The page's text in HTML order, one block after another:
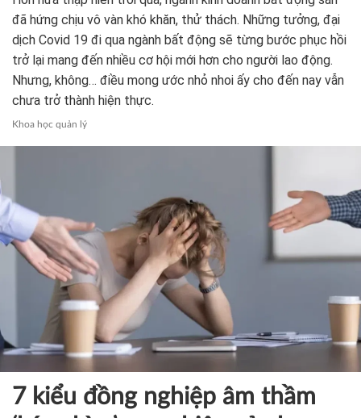
Nghịch lý lao động ngành địa
ốc: Thừa quản lý, thiếu nhân
viên…
Hơn nữa thập niên trôi qua, ngành kinh doanh bất động sản
đã hứng chịu vô vàn khó khăn, thử thách. Những tưởng, đại
dịch Covid 19 đi qua ngành bất động sẽ từng bước phục hồi
Nhưng, không… điều mong ước nhỏ nhoi ấy cho đến nay vẫn
chưa trở thành hiện thực.
Khoa học quản lý